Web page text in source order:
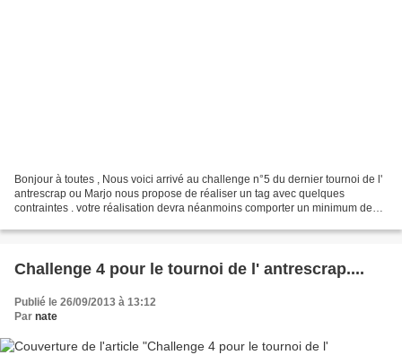
Bonjour à toutes , Nous voici arrivé au challenge n°5 du dernier tournoi de l'
antrescrap ou Marjo nous propose de réaliser un tag avec quelques
contraintes . votre réalisation devra néanmoins comporter un minimum de
Challenge 4 pour le tournoi de l' antrescrap....
Publié le 26/09/2013 à 13:12
Par nate